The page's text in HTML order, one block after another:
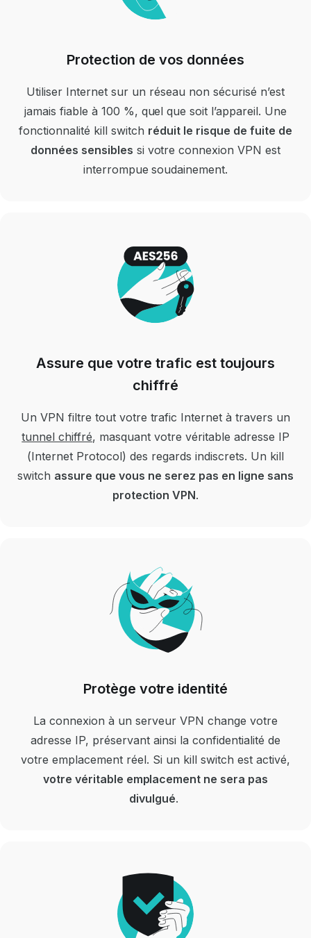
Protection de vos données
Utiliser Internet sur un réseau non sécurisé n’est
jamais fiable à 100 %, quel que soit l’appareil. Une
fonctionnalité kill switch réduit le risque de fuite de
données sensibles si votre connexion VPN est
interrompue soudainement.
Assure que votre trafic est toujours
chiffré
Un VPN filtre tout votre trafic Internet à travers un
tunnel chiffré, masquant votre véritable adresse IP
(Internet Protocol) des regards indiscrets. Un kill
switch assure que vous ne serez pas en ligne sans
protection VPN.
Protège votre identité
La connexion à un serveur VPN change votre
adresse IP, préservant ainsi la confidentialité de
votre emplacement réel. Si un kill switch est activé,
votre véritable emplacement ne sera pas
divulgué.